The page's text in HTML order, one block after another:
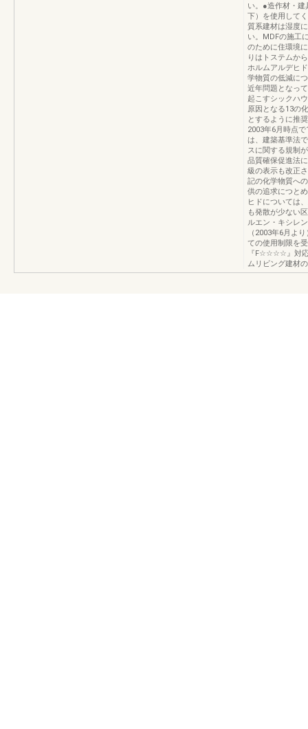
い。●造作材・建
下）を使用して
質系建材は湿度
い。MDFの施工
のために住環境
りはトステムか
ホルムアルデヒ
学物質の低減に
近年問題となっ
起こすシックハ
原因となる13の
とするように推
2003年6月時点
は、建築基準法
スに関する規制
品質確保促進法
級の表示も改正
記の化学物質へ
供の追求につと
ヒドについては
も発散が少ない
ルエン・キシレ
（2003年6月よ
ての使用制限を
『F☆☆☆☆』対応
ムリビング建材